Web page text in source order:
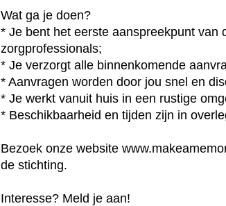
Wat ga je doen?
* Je bent het eerste aanspreekpunt van
zorgprofessionals;
* Je verzorgt alle binnenkomende
* Aanvragen worden door jou snel en
* Je werkt vanuit huis in een rustige
* Beschikbaarheid en tijden zijn in
Bezoek onze website
de stichting.
Interesse? Meld je aan!